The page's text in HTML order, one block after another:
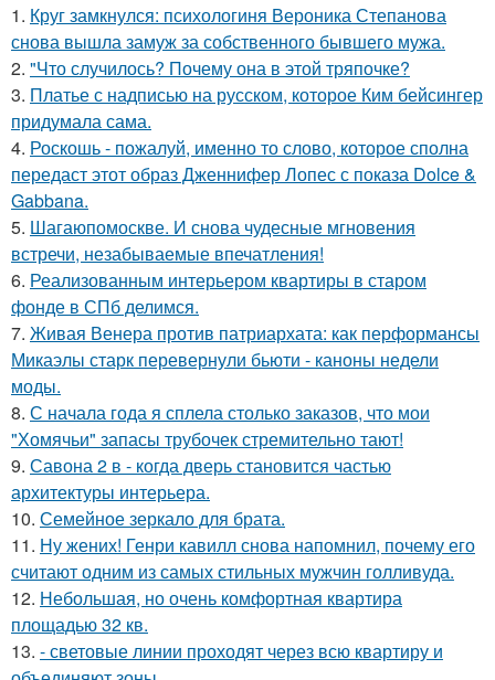
1. Круг замкнулся: психологиня Вероника Степанова
снова вышла замуж за собственного бывшего мужа.
2. "Что случилось? Почему она в этой тряпочке?
3. Платье с надписью на русском, которое Ким бейсингер
придумала сама.
4. Роскошь - пожалуй, именно то слово, которое сполна
передаст этот образ Дженнифер Лопес с показа Dolce &
Gabbana.
5. Шагаюпомоскве. И снова чудесные мгновения
встречи, незабываемые впечатления!
6. Реализованным интерьером квартиры в старом
фонде в СПб делимся.
7. Живая Венера против патриархата: как перформансы
Микаэлы старк перевернули бьюти - каноны недели
моды.
8. С начала года я сплела столько заказов, что мои
"Хомячьи" запасы трубочек стремительно тают!
9. Савона 2 в - когда дверь становится частью
архитектуры интерьера.
10. Семейное зеркало для брата.
11. Ну жених! Генри кавилл снова напомнил, почему его
считают одним из самых стильных мужчин голливуда.
12. Небольшая, но очень комфортная квартира
площадью 32 кв.
13. - световые линии проходят через всю квартиру и